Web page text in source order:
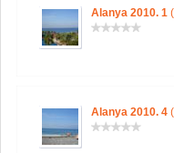
Alanya 2010. 1
Alanya 2010. 4